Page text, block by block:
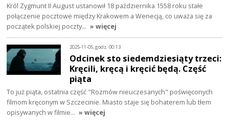
Król Zygmunt II August ustanowił 18 października 1558 roku stałe
połączenie pocztowe między Krakowem a Wenecją, co uważa się za
początek polskiej poczty… » więcej
2025-11-05, godz. 00:13
Odcinek sto siedemdziesiąty trzeci:
Kręcili, kręcą i kręcić będą. Część
piąta
To już piąta, ostatnia część "Rozmów nieuczesanych" poświęconych
filmom kręconym w Szczecinie. Miasto staje się bohaterem lub tłem
opisywanych w filmie… » więcej